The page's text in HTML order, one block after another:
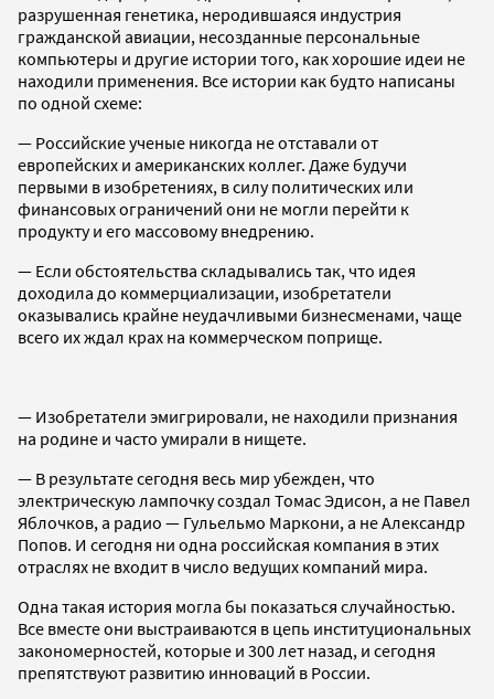
разрушенная генетика, неродившаяся индустрия
гражданской авиации, несозданные персональные
компьютеры и другие истории того, как хорошие идеи не
находили применения. Все истории как будто написаны
по одной схеме:
— Российские ученые никогда не отставали от
европейских и американских коллег. Даже будучи
первыми в изобретениях, в силу политических или
финансовых ограничений они не могли перейти к
продукту и его массовому внедрению.
— Если обстоятельства складывались так, что идея
доходила до коммерциализации, изобретатели
оказывались крайне неудачливыми бизнесменами, чаще
всего их ждал крах на коммерческом поприще.
— Изобретатели эмигрировали, не находили признания
на родине и часто умирали в нищете.
— В результате сегодня весь мир убежден, что
электрическую лампочку создал Томас Эдисон, а не Павел
Яблочков, а радио — Гульельмо Маркони, а не Александр
Попов. И сегодня ни одна российская компания в этих
отраслях не входит в число ведущих компаний мира.
Одна такая история могла бы показаться случайностью.
Все вместе они выстраиваются в цепь институциональных
закономерностей, которые и 300 лет назад, и сегодня
препятствуют развитию инноваций в России.